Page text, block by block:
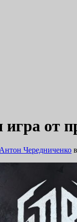
игра от
Чередниченко в